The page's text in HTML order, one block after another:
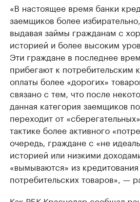
«В настоящее время банки
заемщиков более
выдавая займы гражданам с
историей и более высоким
Эти граждане в последнее
прибегают к потребительским
оплаты более «дорогих»
связано с тем, что после
данная категория заемщиков
переходит от
тактике более активного
очередь, граждане с «не
историей или низкими
«вымываются» из
потребительских товаров», —